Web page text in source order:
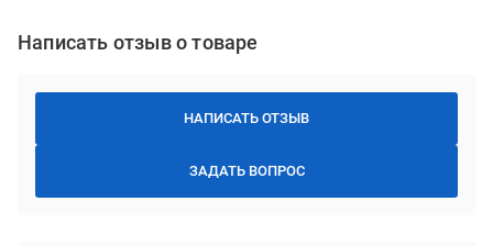
Написать отзыв о товаре
НАПИСАТЬ ОТЗЫВ
ЗАДАТЬ ВОПРОС